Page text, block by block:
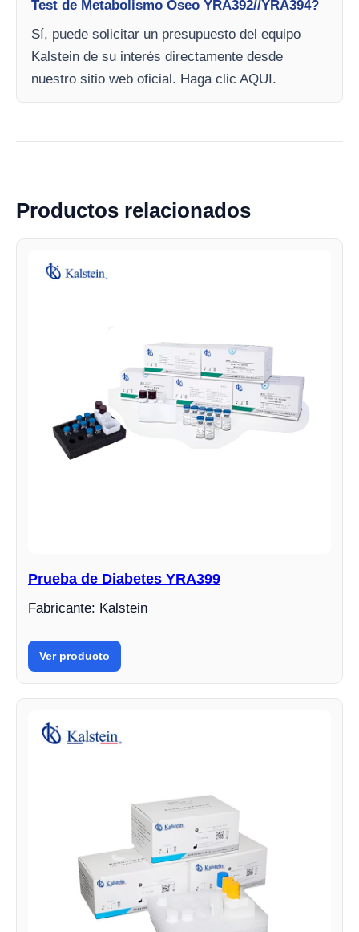
Test de Metabolismo Óseo YRA392//YRA394?
Sí, puede solicitar un presupuesto del equipo
Kalstein de su interés directamente desde
nuestro sitio web oficial. Haga clic AQUI.
Productos relacionados
Prueba de Diabetes YRA399
Fabricante: Kalstein
Ver producto